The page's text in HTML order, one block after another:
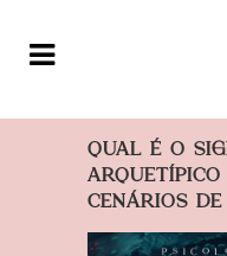
QUAL É O
CENÁRIOS